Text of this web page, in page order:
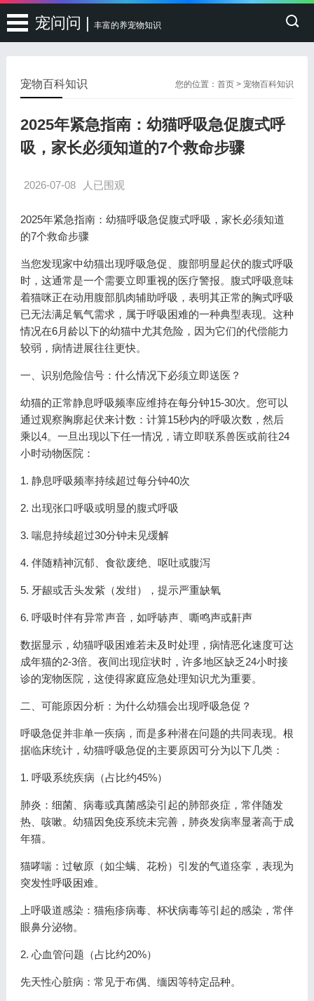
宠问问 | 丰富的养宠物知识
您的位置：首页 >宠物百科知识
宠物百科知识
2025年紧急指南：幼猫呼吸急促腹式呼
吸，家长必须知道的7个救命步骤
2026-07-08 人已围观
2025年紧急指南：幼猫呼吸急促腹式呼吸，家长必须知道
的7个救命步骤
当您发现家中幼猫出现呼吸急促、腹部明显起伏的腹式呼吸
时，这通常是一个需要立即重视的医疗警报。腹式呼吸意味
着猫咪正在动用腹部肌肉辅助呼吸，表明其正常的胸式呼吸
已无法满足氧气需求，属于呼吸困难的一种典型表现。这种
情况在6月龄以下的幼猫中尤其危险，因为它们的代偿能力
较弱，病情进展往往更快。
一、识别危险信号：什么情况下必须立即送医？
幼猫的正常静息呼吸频率应维持在每分钟15-30次。您可以
通过观察胸廓起伏来计数：计算15秒内的呼吸次数，然后
乘以4。一旦出现以下任一情况，请立即联系兽医或前往24
小时动物医院：
1. 静息呼吸频率持续超过每分钟40次
2. 出现张口呼吸或明显的腹式呼吸
3. 喘息持续超过30分钟未见缓解
4. 伴随精神沉郁、食欲废绝、呕吐或腹泻
5. 牙龈或舌头发紫（发绀），提示严重缺氧
6. 呼吸时伴有异常声音，如呼哧声、嘶鸣声或鼾声
数据显示，幼猫呼吸困难若未及时处理，病情恶化速度可达
成年猫的2-3倍。夜间出现症状时，许多地区缺乏24小时接
诊的宠物医院，这使得家庭应急处理知识尤为重要。
二、可能原因分析：为什么幼猫会出现呼吸急促？
呼吸急促并非单一疾病，而是多种潜在问题的共同表现。根
据临床统计，幼猫呼吸急促的主要原因可分为以下几类：
1. 呼吸系统疾病（占比约45%）
肺炎：细菌、病毒或真菌感染引起的肺部炎症，常伴随发
热、咳嗽。幼猫因免疫系统未完善，肺炎发病率显著高于成
年猫。
猫哮喘：过敏原（如尘螨、花粉）引发的气道痉挛，表现为
突发性呼吸困难。
上呼吸道感染：猫疱疹病毒、杯状病毒等引起的感染，常伴
眼鼻分泌物。
2. 心血管问题（占比约20%）
先天性心脏病：常见于布偶、缅因等特定品种。